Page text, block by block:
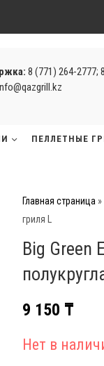
8 (771) 264-2777;
ПЕЛЛЕТНЫЕ
Главная страница »
гриля L
Big Green
9 150 ₸
Нет в